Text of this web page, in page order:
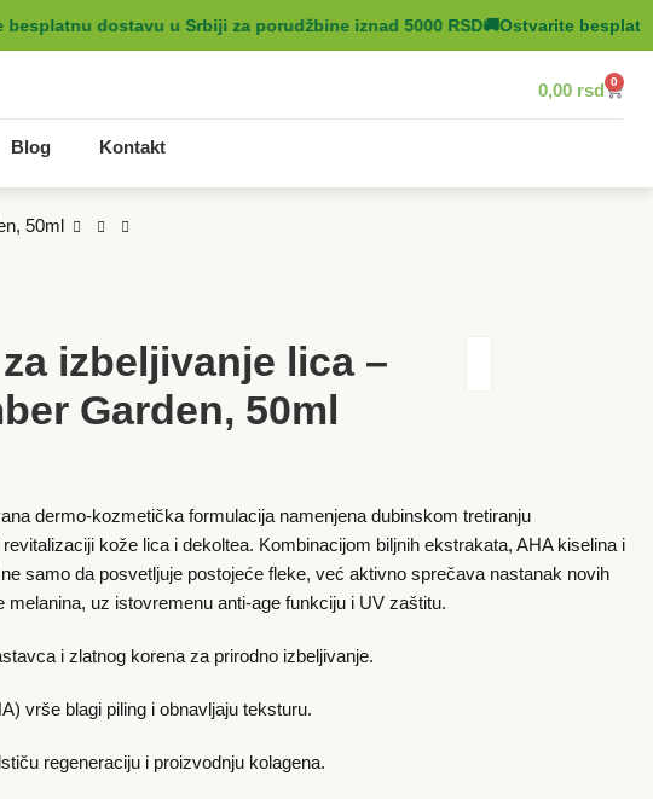
dostavu u Srbiji za porudžbine iznad 5000 RSD🚚Ostvarite besplatnu
0,00 rsd 0
Blog Kontakt
50ml
izbeljivanje lica –
Garden, 50ml
dermo-kozmetička formulacija namenjena dubinskom tretiranju
kože lica i dekoltea. Kombinacijom biljnih ekstrakata, AHA kiselina i
samo da posvetljuje postojeće fleke, već aktivno sprečava nastanak novih
melanina, uz istovremenu anti-age funkciju i UV zaštitu.
i zlatnog korena za prirodno izbeljivanje.
vrše blagi piling i obnavljaju teksturu.
regeneraciju i proizvodnju kolagena.